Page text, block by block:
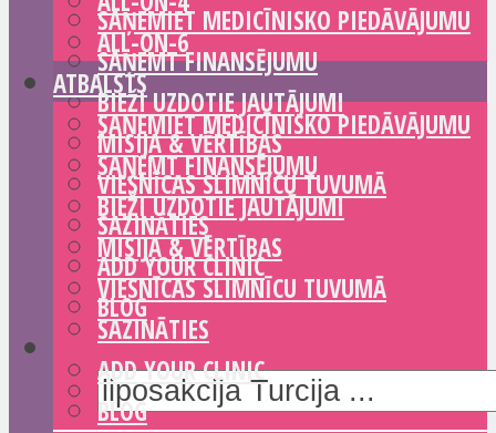
SAŅEMIET MEDICĪNISKO PIEDĀVĀJUMU
SAŅEMT FINANSĒJUMU
BIEŽI UZDOTIE JAUTĀJUMI
MISIJA & VĒRTĪBAS
VIESNĪCAS SLIMNĪCU TUVUMĀ
SAZINĀTIES
ADD YOUR CLINIC
BLOG
ALL-ON-6
ATBALSTS
SAŅEMIET MEDICĪNISKO PIEDĀVĀJUMU
SAŅEMT FINANSĒJUMU
BIEŽI UZDOTIE JAUTĀJUMI
MISIJA & VĒRTĪBAS
VIESNĪCAS SLIMNĪCU TUVUMĀ
SAZINĀTIES
ADD YOUR CLINIC
BLOG